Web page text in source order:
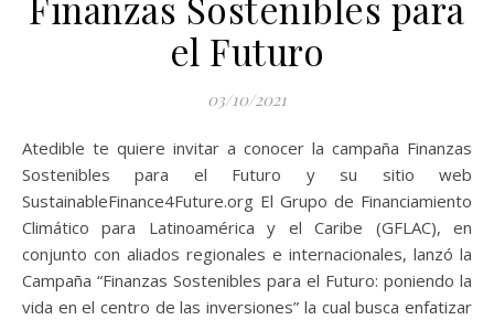
el Futuro
03/10/2021
Atedible te quiere invitar a conocer la campaña Finanzas
Sostenibles para el Futuro y su sitio web
SustainableFinance4Future.org El Grupo de Financiamiento
Climático para Latinoamérica y el Caribe (GFLAC), en
conjunto con aliados regionales e internacionales, lanzó la
Campaña “Finanzas Sostenibles para el Futuro: poniendo la
vida en el centro de las inversiones” la cual busca enfatizar